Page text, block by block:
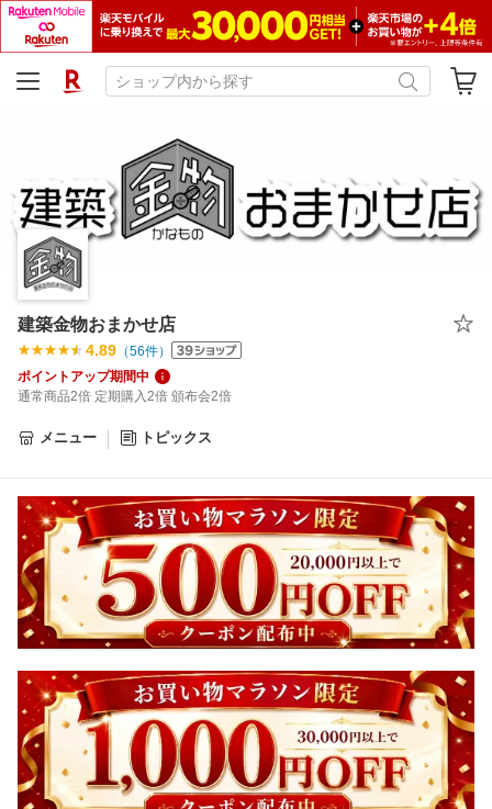
建築金物おまかせ店
4.89 （56件）
ポイントアップ期間中
通常商品2倍 定期購入2倍 頒布会2倍
メニュー トピックス